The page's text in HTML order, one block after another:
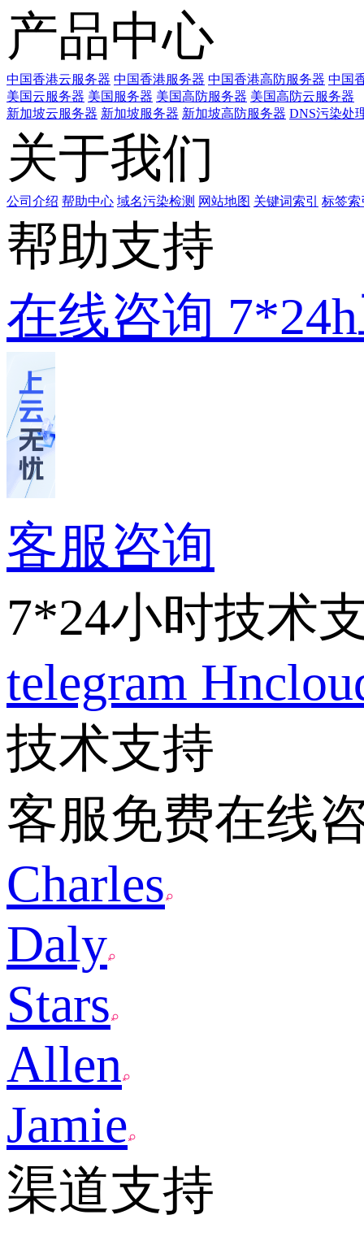
产品中心
中国香港云服务器 中国香港服务器 中国香港高防服务器 中国
美国云服务器 美国服务器 美国高防服务器 美国高防云服务器
新加坡云服务器 新加坡服务器 新加坡高防服务器 DNS污染处
关于我们
公司介绍 帮助中心 域名污染检测 网站地图 关键词索引 标签索
帮助支持
在线咨询
客服咨询
7*24小时技术
telegram
技术支持
客服免费在线
Charles
Daly
Stars
Allen
Jamie
渠道支持